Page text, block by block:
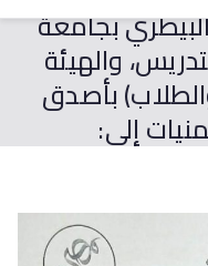
الطب
البيطري
جامعة
سوهاج
بجامعة
والهيئة
بأصدق
إلى: